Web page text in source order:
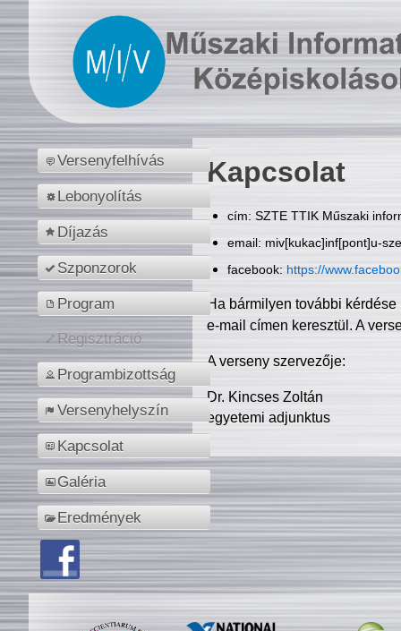
Versenyfelhívás
Lebonyolítás
Díjazás
Szponzorok
Program
Regisztráció
Programbizottság
Versenyhelyszín
Kapcsolat
Galéria
Eredmények
Kapcsolat
cím: SZTE TTIK Műszaki
email: miv[kukac]inf[pont]u-
facebook: https://
Ha bármilyen további
e-mail címen keresztül. A
A verseny szervezője:
Dr. Kincses Zoltán
egyetemi adjunktus